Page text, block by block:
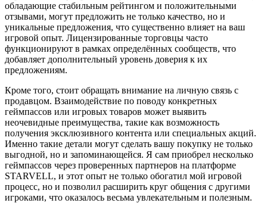
обладающие стабильным рейтингом и положительными
отзывами, могут предложить не только качество, но и
уникальные предложения, что существенно влияет на ваш
игровой опыт. Лицензированные торговцы часто
функционируют в рамках определённых сообществ, что
добавляет дополнительный уровень доверия к их
предложениям.
Кроме того, стоит обращать внимание на личную связь с
продавцом. Взаимодействие по поводу конкретных
геймпассов или игровых товаров может выявить
неочевидные преимущества, такие как возможность
получения эксклюзивного контента или специальных акций.
Именно такие детали могут сделать вашу покупку не только
выгодной, но и запоминающейся. Я сам приобрел несколько
геймпассов через проверенных партнеров на платформе
STARVELL, и этот опыт не только обогатил мой игровой
процесс, но и позволил расширить круг общения с другими
игроками, что оказалось весьма увлекательным и полезным.